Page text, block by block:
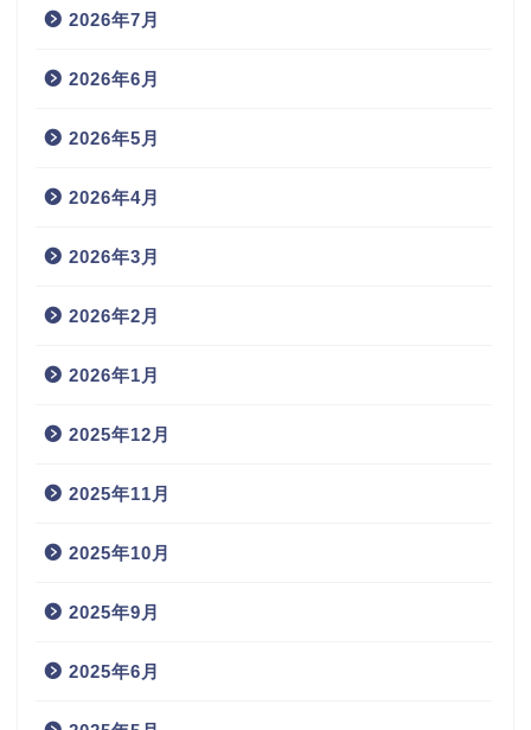
2026年7月
2026年6月
2026年5月
2026年4月
2026年3月
2026年2月
2026年1月
2025年12月
2025年11月
2025年10月
2025年9月
2025年6月